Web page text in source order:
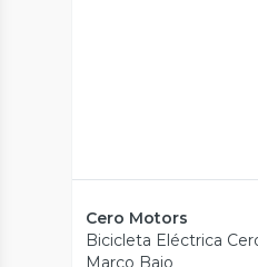
Cero Motors
Bicicleta Eléctrica